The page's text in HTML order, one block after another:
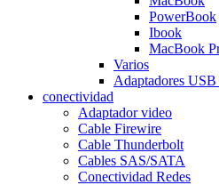
PowerBook
Ibook
MacBook
Varios
Adaptadores
conectividad
Adaptador video
Cable Firewire
Cable Thunderbolt
Cables SAS/SATA
Conectividad Redes